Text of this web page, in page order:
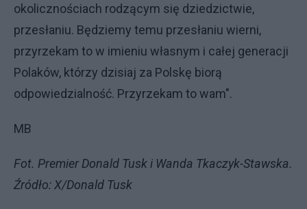
okolicznościach rodzącym się dziedzictwie,
przesłaniu. Będziemy temu przesłaniu wierni,
przyrzekam to w imieniu własnym i całej generacji
Polaków, którzy dzisiaj za Polskę biorą
odpowiedzialność. Przyrzekam to wam".
MB
Fot. Premier Donald Tusk i Wanda Tkaczyk-Stawska.
Źródło: X/Donald Tusk